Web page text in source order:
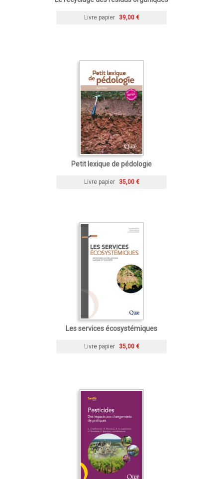
Livre papier 39,00 €
Petit lexique de pédologie
Livre papier 35,00 €
Les services écosystémiques
Livre papier 35,00 €